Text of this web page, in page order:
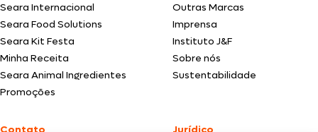
Seara Internacional
Seara Food Solutions
Seara Kit Festa
Minha Receita
Seara Animal Ingredientes
Promoções
Outras Marcas
Imprensa
Instituto J&F
Sobre nós
Sustentabilidade